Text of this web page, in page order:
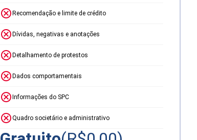
Recomendação e limite de crédito
Dívidas, negativas e anotações
Detalhamento de protestos
Dados comportamentais
Informações do SPC
Quadro societário e administrativo